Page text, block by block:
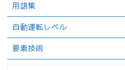
用語集
自動運転レベル
要素技術